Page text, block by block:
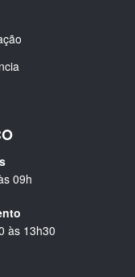
09h
às 13h30